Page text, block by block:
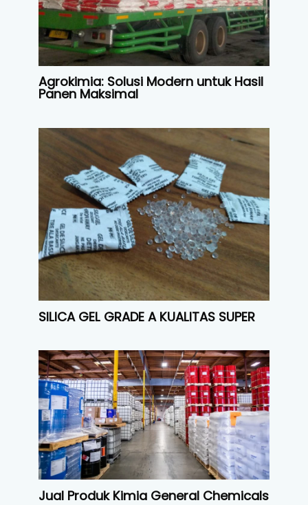
Agrokimia: Solusi Modern untuk Hasil
Panen Maksimal
SILICA GEL GRADE A KUALITAS SUPER
Jual Produk Kimia General Chemicals